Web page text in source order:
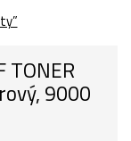
TONER
9000